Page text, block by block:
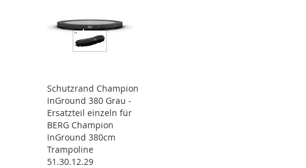
Schutzrand Champion
InGround 380 Grau -
Ersatzteil einzeln für
BERG Champion
InGround 380cm
Trampoline
51.30.12.29